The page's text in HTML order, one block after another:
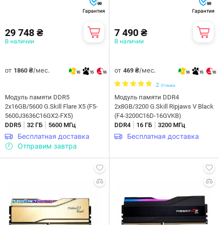
99
Гарантия
29 748 ₴
В наличии
от 1860 ₴/мес. 16 15 16
Модуль памяти DDR5
2x16GB/5600 G.Skill Flare X5 (F5-
5600J3636C16GX2-FX5)
DDR5
32 ГБ 5600 МГц
Бесплатная доставка
Отправим завтра
99
Гарантия
7 490 ₴
В наличии
от 469 ₴/мес. 16 15 16
2 Отзыва
Модуль памяти DDR4
2x8GB/3200 G.Skill Ripjaws V Black
(F4-3200C16D-16GVKB)
DDR4
16 ГБ 3200 МГц
Бесплатная доставка